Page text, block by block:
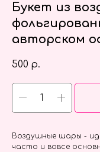
Букет из
авторском
500 р.
Воздушные шары -
часто и вовсе